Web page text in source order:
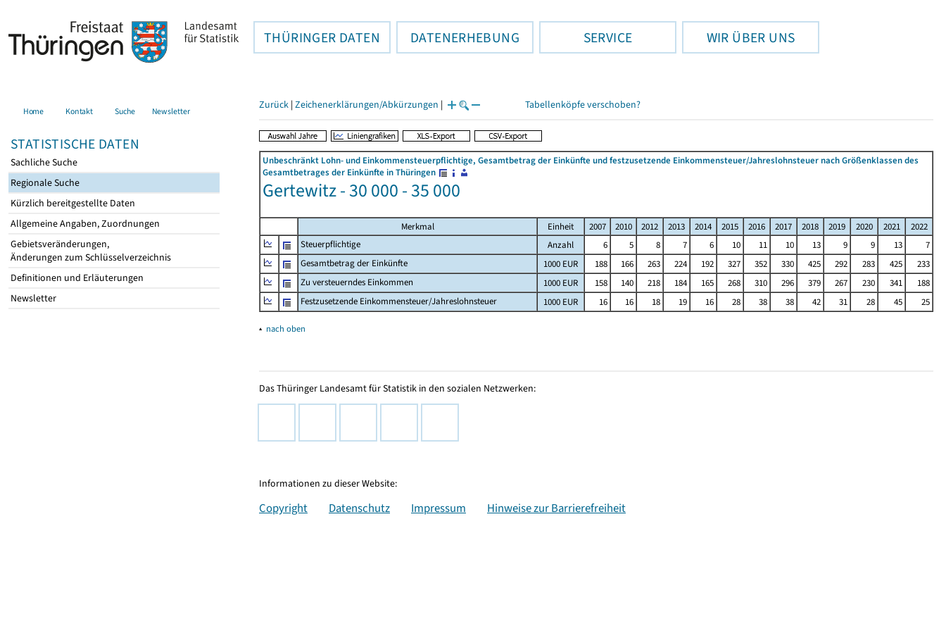
THÜRINGER DATEN DATENERHEBUNG SERVICE WIR ÜBER UNS
Home Kontakt Suche Newsletter
STATISTISCHE DATEN
Sachliche Suche
Regionale Suche
Kürzlich bereitgestellte Daten
Allgemeine Angaben, Zuordnungen
Gebietsveränderungen,
Änderungen zum Schlüsselverzeichnis
Definitionen und Erläuterungen
Newsletter
Zurück | Zeichenerklärungen/Abkürzungen | Tabellenköpfe verschoben?
Unbeschränkt Lohn- und Einkommensteuerpflichtige, Gesamtbetrag der Einkünfte und festzusetzende Einkommensteuer/Jahreslohnsteuer nach Größenklassen des
Gesamtbetrages der Einkünfte in Thüringen
Gertewitz - 30 000 - 35 000
Merkmal Einheit 2007 2010 2012 2013 2014 2015 2016 2017 2018 2019 2020 2021
2022
Steuerpflichtige
Anzahl 6 5 8 7 6 10 11 10 13 9 9 13
7
Gesamtbetrag der Einkünfte
1000 EUR 188 166 263 224 192 327 352 330 425 292 283 425
233
Zu versteuerndes Einkommen
1000 EUR 158 140 218 184 165 268 310 296 379 267 230 341
188
Festzusetzende Einkommensteuer/Jahreslohnsteuer
1000 EUR 16 16 18 19 16 28 38 38 42 31 28 45 25
▴ nach oben
Das Thüringer Landesamt für Statistik in den sozialen Netzwerken:
Informationen zu dieser Website:
Copyright Datenschutz Impressum Hinweise zur Barrierefreiheit